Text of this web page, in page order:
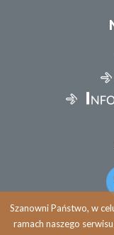
Szanowni Państwo, w
ramach naszego